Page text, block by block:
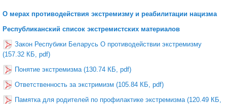
О мерах противодействия экстремизму и реабилитации нацизма
Республиканский список экстремистских материалов
Закон Респубики Беларусь О противодействии экстремизму
(157.32 КБ, pdf)
Понятие экстремизма (130.74 КБ, pdf)
Ответственность за экстримизм (105.84 КБ, pdf)
Памятка для родителей по профилактике экстремизма (120.49 КБ,